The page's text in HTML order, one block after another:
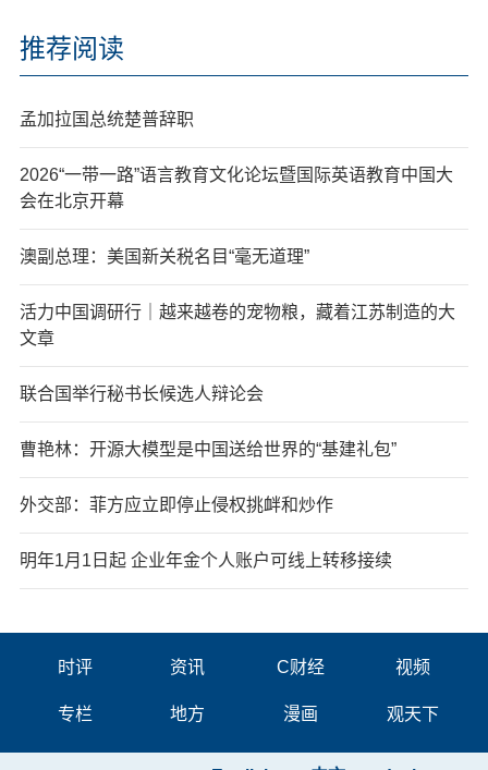
推荐阅读
孟加拉国总统楚普辞职
2026“一带一路”语言教育文化论坛暨国际英语教育中国大
会在北京开幕
澳副总理：美国新关税名目“毫无道理”
活力中国调研行｜越来越卷的宠物粮，藏着江苏制造的大
文章
联合国举行秘书长候选人辩论会
曹艳林：开源大模型是中国送给世界的“基建礼包”
外交部：菲方应立即停止侵权挑衅和炒作
明年1月1日起 企业年金个人账户可线上转移接续
时评 资讯 C财经 视频
专栏 地方 漫画 观天下